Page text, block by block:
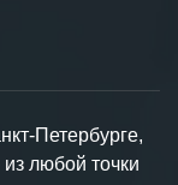
Петербурге,
любой точки